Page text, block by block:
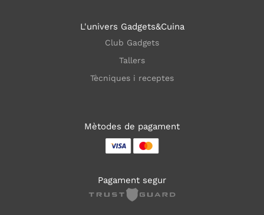
L'univers Gadgets&Cuina
Club Gadgets
Tallers
Tècniques i receptes
Mètodes de pagament
Pagament segur